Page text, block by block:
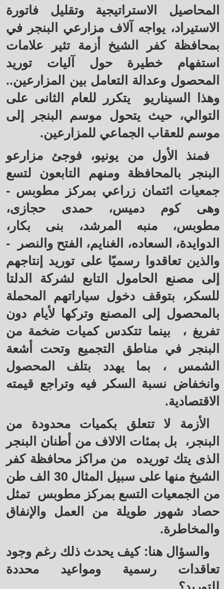
المحاصيل الاستراتيجية وتقليل فاتورة
الاستيراد، يواجه آلاف مزارعي البنجر في
بمحافظة كفر الشيخ أزمة تثير علامات
استفهام خطيرة حول آليات توريد
المحصول وعدالة التعامل بين المزارعين..
وهذا السيناريو يتكرر للعام الثانى على
التوالي، حيث يتحول موسم البنجر إلى
موسم للعقاب الجماعي للمزارعين.
فمنذ الأول من يونيو، فوجئ مزارعو
البنجر بالمحافظة ومنهم التابعون لتسع
جمعيات ائتمان زراعي بمركز مطوبس -
وهى كوم دميس، حمدى حجازى،
مطوبس، منبه المرشد، بنى بكار،
الدوايدة، السعاده، الغنايم، الفتح والنصر -
والذين تعاقدوا رسميًا على توريد إنتاجهم
إلى مصنع الحامول التابع لشركة الدلتا
للسكر، بتوقف دخول سياراتهم المحملة
بالمحصول إلى المصنع وتركها لأيام دون
تفريغ ، بينما تتكدس كميات ضخمة من
البنجر في مناطق التجميع وتحت أشعة
الشمس ، بما يهدد بتلف المحصول
وانخفاض نسبة السكر فيه وتراجع قيمته
الاقتصادية.
الأزمة لا تتعلق بكميات محدودة من
البنجر، بل بمئات الالاف من أطنان البنجر
الذى يتك توريده من مراكز محافظة كفر
الشيخ منها على سبيل المثال 30 الف طن
من الجمعيات التسع بمركز مطوبس تمثل
حصاد شهور طويلة من العمل والإنفاق
والمخاطرة.
والسؤال هنا: كيف يحدث ذلك رغم وجود
تعاقدات رسمية ومواعيد محددة